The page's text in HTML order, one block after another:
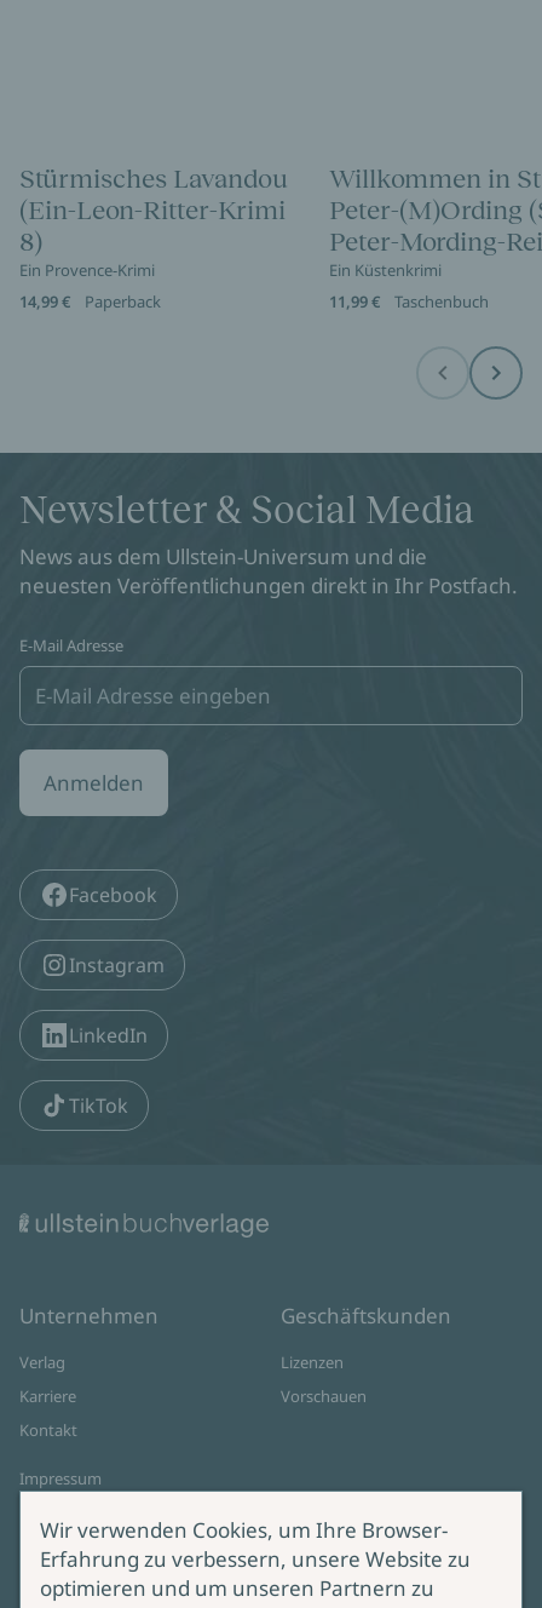
Stürmisches Lavandou
(Ein-Leon-Ritter-Krimi
8)
Ein Provence-Krimi
14,99 €
Paperback
Willkommen in
Peter-(M)Ording
Peter-Mording-
Ein Küstenkrimi
11,99 €
Taschenbuch
Before Next
Newsletter & Social Media
News aus dem Ullstein-Universum und die
neuesten Veröffentlichungen direkt in Ihr Postfach.
E-Mail Adresse
Anmelden
Facebook
Instagram
LinkedIn
TikTok
Unternehmen
Verlag
Karriere
Kontakt
Impressum
Cookie-Einstellungen
AGB Online Shop
Geschäftskunden
Lizenzen
Vorschauen
Wir verwenden Cookies, um Ihre Browser-
Erfahrung zu verbessern, unsere Website zu
optimieren und um unseren Partnern zu